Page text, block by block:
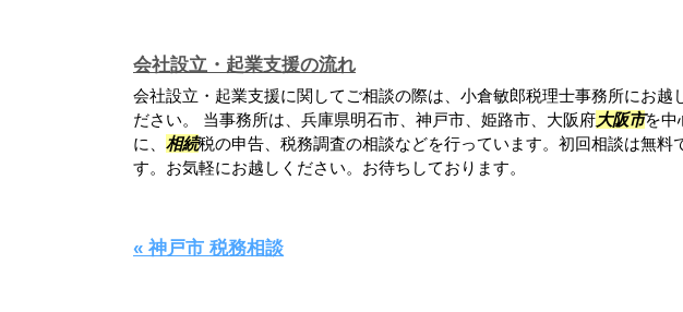
会社設立・起業支援の流れ
会社設立・起業支援に関してご相談の際は、小倉敏郎税理士事務所にお越
ださい。 当事務所は、兵庫県明石市、神戸市、姫路市、大阪府大阪市を中
に、 相続税の申告、税務調査の相談などを行っています。初回相談は無料
す。お気軽にお越しください。お待ちしております。
« 神戸市 税務相談